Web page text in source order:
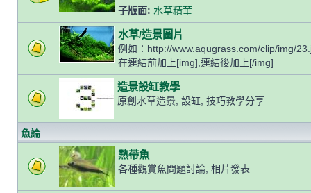
子版面: 水草精華
水草/造景圖片
例如：http://www.aqugrass.com/clip/img/
在連結前加上[img],連結後加上[/img]
造景設缸教學
原創水草造景, 設缸, 技巧教學分享
魚論
熱帶魚
各種觀賞魚問題討論, 相片發表